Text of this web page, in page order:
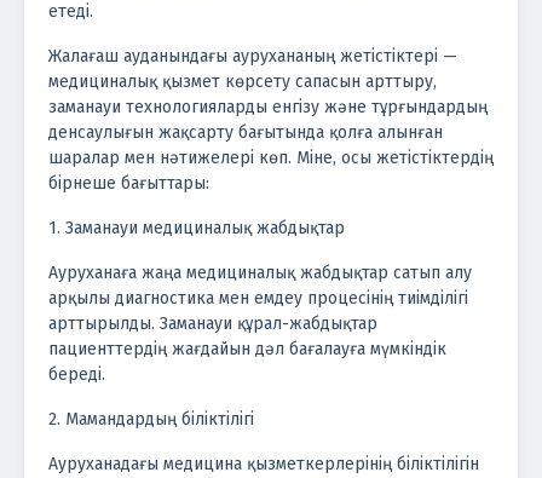
етеді.
Жалағаш ауданындағы аурухананың жетістіктері —
медициналық қызмет көрсету сапасын арттыру,
заманауи технологияларды енгізу және тұрғындардың
денсаулығын жақсарту бағытында қолға алынған
шаралар мен нәтижелері көп. Міне, осы жетістіктердің
бірнеше бағыттары:
1. Заманауи медициналық жабдықтар
Ауруханаға жаңа медициналық жабдықтар сатып алу
арқылы диагностика мен емдеу процесінің тиімділігі
арттырылды. Заманауи құрал-жабдықтар
пациенттердің жағдайын дәл бағалауға мүмкіндік
береді.
2. Мамандардың біліктілігі
Ауруханадағы медицина қызметкерлерінің біліктілігін